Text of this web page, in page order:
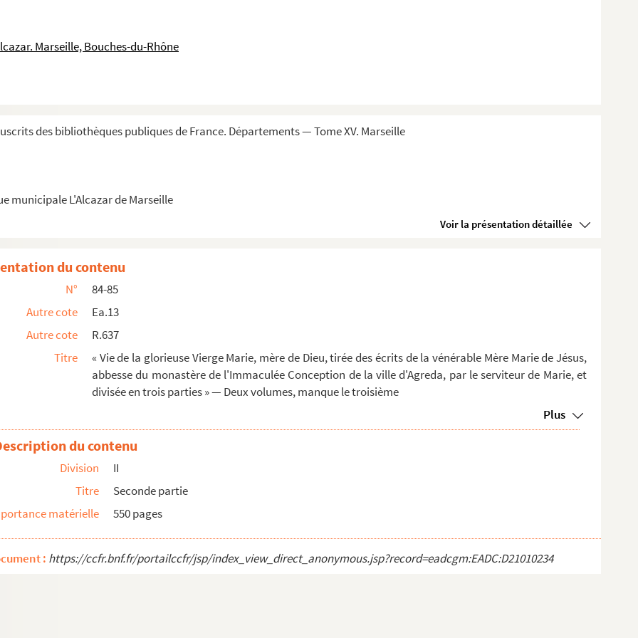
Marseille, Bouches-du-Rhône
des bibliothèques publiques de France. Départements — Tome XV. Marseille
municipale L'Alcazar de Marseille
Voir la présentation détaillée
in margine »
volumes
A la fin, un autre résumé de chaque p...
des propres paroles évangéliques, et r...
Notre-Seigneur. — Commencement : « Ult...
écrits de la vénérable Mère Marie de Jés...
écrits de la vénérable Mère Marie de Jés...
dos de ce manuscrit, qui n'en a aucun,...
par A. de M. 1638 »
des saints de chaque jour »
du Christianisme. » Par A.-Ch. Sellier, ...
» — Deux volumes
volumes
a P. Fr. Ludovico Rabier, sacri ...
muneribus, consultatio. 1643...
penitioremque sacrorum rituum, cano...
du contenu
N°
84-85
Autre cote
Ea.13
Autre cote
R.637
Titre
« Vie de la glorieuse Vierge Marie, mère de Dieu, tirée des écrits de la vénérable Mère Marie de Jésus,
abbesse du monastère de l'Immaculée Conception de la ville d'Agreda, par le serviteur de Marie, et
divisée en trois parties » — Deux volumes, manque le troisième
Plus
du contenu
Division
II
Titre
Seconde partie
matérielle
550 pages
: https://ccfr.bnf.fr/portailccfr/jsp/index_view_direct_anonymous.jsp?record=eadcgm:EADC:D21010234